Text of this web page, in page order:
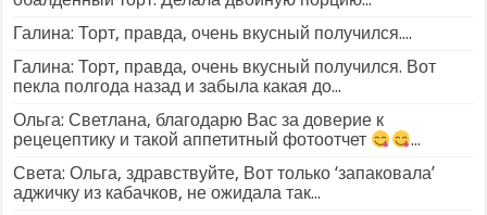
Галина: Торт, правда, очень вкусный получился....
Галина: Торт, правда, очень вкусный получился. Вот
пекла полгода назад и забыла какая до...
Ольга: Светлана, благодарю Вас за доверие к
рецецептику и такой аппетитный фотоотчет
...
Света: Ольга, здравствуйте, Вот только ‘запаковала’
аджичку из кабачков, не ожидала так...